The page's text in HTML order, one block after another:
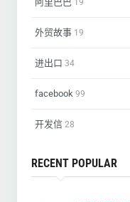
19
外贸故事 19
进出口 34
facebook 99
开发信 28
RECENT POPULAR